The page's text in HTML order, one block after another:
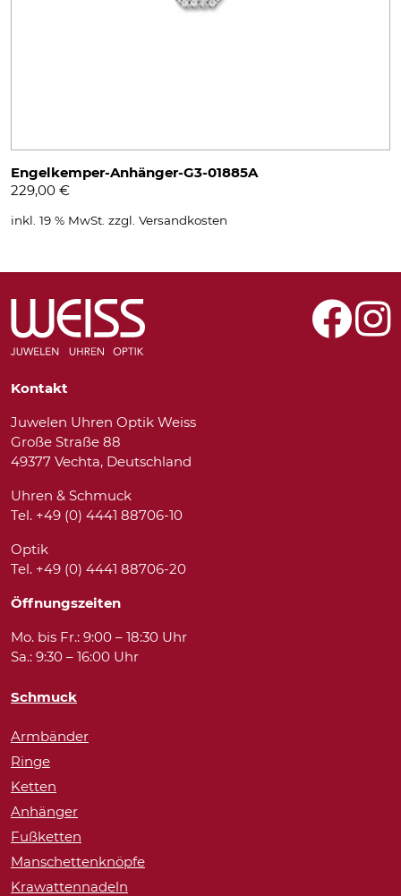
Engelkemper-Anhänger-G3-01885A
229,00 €
inkl. 19 % MwSt. zzgl. Versandkosten
Kontakt
Juwelen Uhren Optik Weiss
Große Straße 88
49377 Vechta, Deutschland
Uhren & Schmuck
Tel. +49 (0) 4441 88706-10
Optik
Tel. +49 (0) 4441 88706-20
Öffnungszeiten
Mo. bis Fr.: 9:00 – 18:30 Uhr
Sa.: 9:30 – 16:00 Uhr
Schmuck
Armbänder
Ringe
Ketten
Anhänger
Fußketten
Manschettenknöpfe
Krawattennadeln